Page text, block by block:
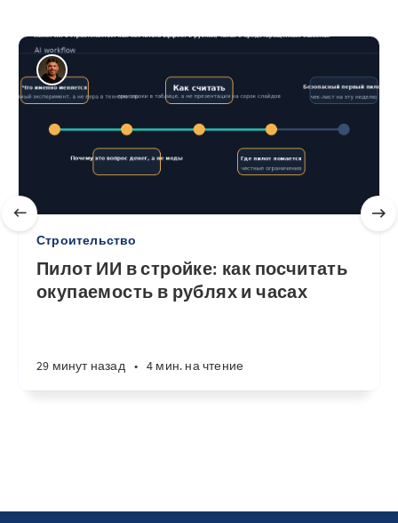
Строительство
Пилот ИИ в стройке: как посчитать
окупаемость в рублях и часах
29 минут назад • 4 мин. на чтение